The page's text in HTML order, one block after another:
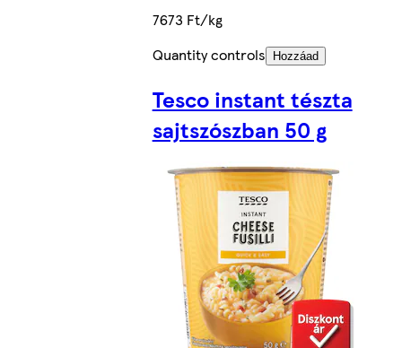
7673 Ft/kg
Quantity controls
Hozzáad
Tesco instant tészta
sajtszószban 50 g